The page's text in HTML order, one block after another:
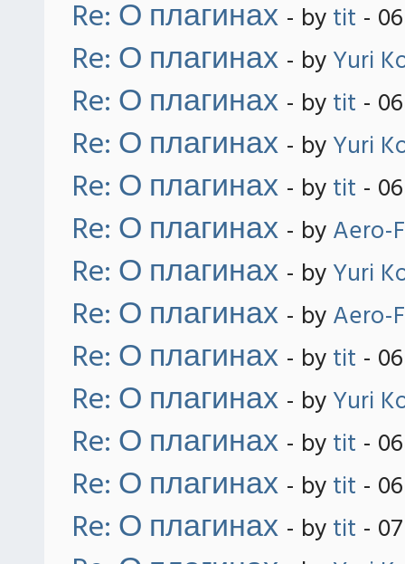
Re: О плагинах - bytit -
Re: О плагинах - byYuri
Re: О плагинах - bytit -
Re: О плагинах - byYuri
Re: О плагинах - bytit -
Re: О плагинах - byAero-
Re: О плагинах - byYuri
Re: О плагинах - byAero-
Re: О плагинах - bytit -
Re: О плагинах - byYuri
Re: О плагинах - bytit -
Re: О плагинах - bytit -
Re: О плагинах - bytit -